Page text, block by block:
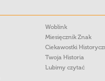
Woblink
Miesięcznik Znak
Ciekawostki
Twoja Historia
Lubimy czytać